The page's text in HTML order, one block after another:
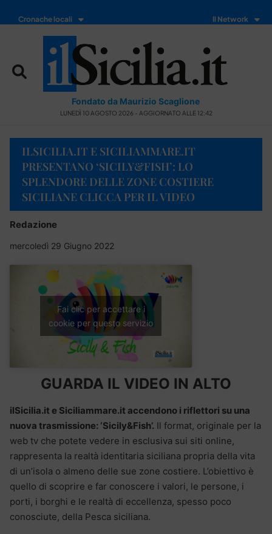
Cronache locali Il Network
Fondato da Maurizio Scaglione
LUNEDÌ 10 AGOSTO 2026 - AGGIORNATO ALLE 12:42
ILSICILIA.IT E SICILIAMMARE.IT
PRESENTANO ‘SICILY&FISH’: LO
SPLENDORE DELLE ZONE COSTIERE
SICILIANE CLICCA PER IL VIDEO
Redazione
mercoledì 29 Giugno 2022
Fai clic per accettare i
cookie per questo servizio
GUARDA IL VIDEO IN ALTO
ilSicilia.it e Siciliammare.it accendono i riflettori su una
nuova trasmissione: ‘Sicily&Fish’. Il format, originale per la
web tv che potete vedere in esclusiva sui siti online,
rappresenta la realtà identitaria siciliana propria della vita
di un’isola o almeno delle sue zone costiere. L’obiettivo è
quello di scoprire e far conoscere i valori, le persone, i
porti, i borghi e le realtà di eccellenza, spesso poco
conosciute, della Pesca siciliana.